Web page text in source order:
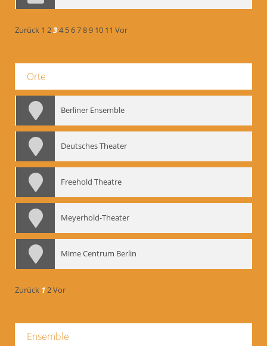
Zurück 1 234 56789 10 11 Vor
Orte
Berliner Ensemble
Deutsches Theater
Freehold Theatre
Meyerhold-Theater
Mime Centrum Berlin
Zurück 12Vor
Ensemble